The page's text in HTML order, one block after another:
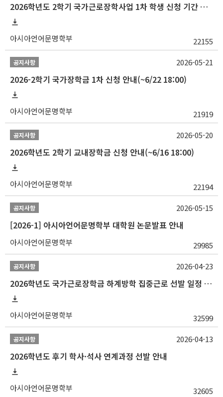
2026학년도 2학기 국가근로장학사업 1차 학생 신청 기간 안내
아시아언어문명학부 22155
공지사항
2026-2학기 국가장학금 1차 신청 안내(~6/22 18:00)
아시아언어문명학부 21919
2026-05-21
공지사항
2026학년도 2학기 교내장학금 신청 안내(~6/16 18:00)
아시아언어문명학부 22194
2026-05-20
공지사항
[2026-1] 아시아언어문명학부 대학원 논문발표 안내
아시아언어문명학부 29985
2026-05-15
공지사항
2026학년도 국가근로장학금 하계방학 집중근로 선발 일정 안내
아시아언어문명학부 32599
2026-04-23
공지사항
2026학년도 후기 학사·석사 연계과정 선발 안내
아시아언어문명학부 32605
2026-04-13